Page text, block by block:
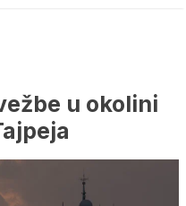
u okolini